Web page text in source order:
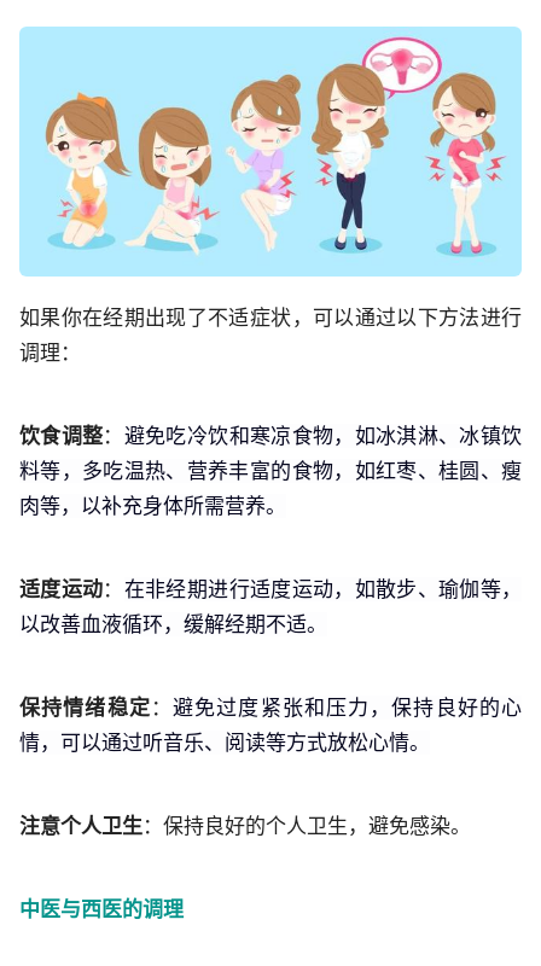
如果你在经期出现了不适症状，可以通过以下方法进行
调理：
饮食调整： 避免吃冷饮和寒凉食物，如冰淇淋、冰镇饮
料等，多吃温热、营养丰富的食物，如红枣、桂圆、瘦
肉等，以补充身体所需营养。
适度运动： 在非经期进行适度运动，如散步、瑜伽等，
以改善血液循环，缓解经期不适。
保持情绪稳定 ： 避免过度紧张和压力，保持良好的心
情，可以通过听音乐、阅读等方式放松心情。
注意个人卫生：保持良好的个人卫生，避免感染。
中医与西医的调理